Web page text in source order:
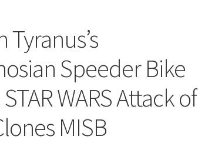
Tyranus’s
Speeder Bike
WARS Attack of
MISB